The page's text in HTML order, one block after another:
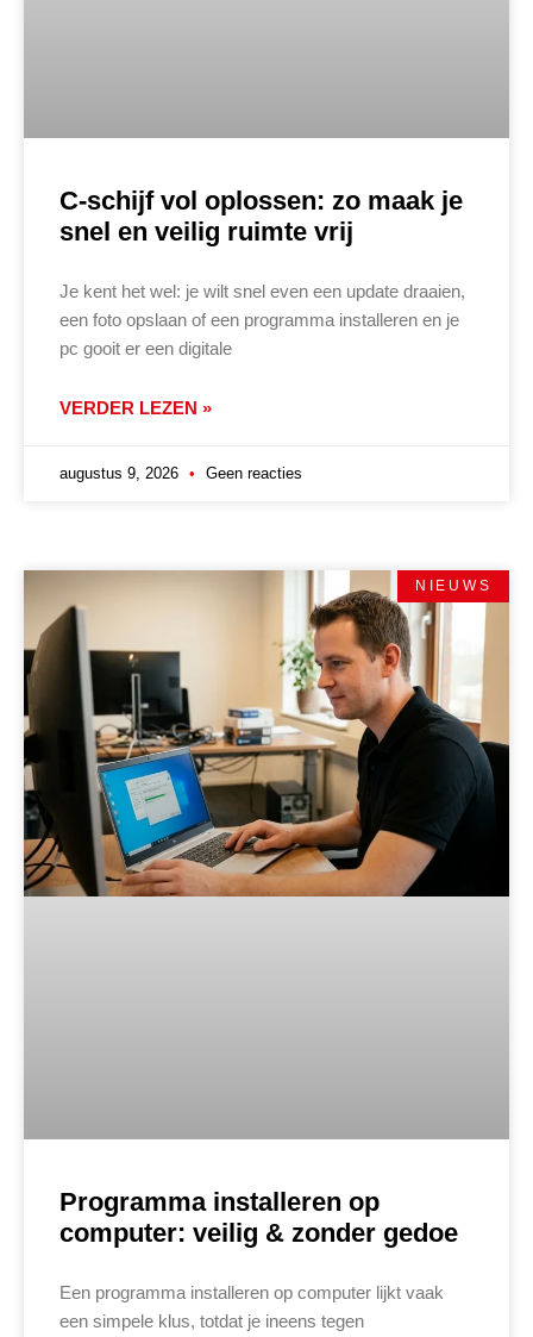
C-schijf vol oplossen: zo maak je
snel en veilig ruimte vrij
Je kent het wel: je wilt snel even een update draaien,
een foto opslaan of een programma installeren en je
pc gooit er een digitale
VERDER LEZEN »
augustus 9, 2026 Geen reacties
NIEUWS
Programma installeren op
computer: veilig & zonder gedoe
Een programma installeren op computer lijkt vaak
een simpele klus, totdat je ineens tegen